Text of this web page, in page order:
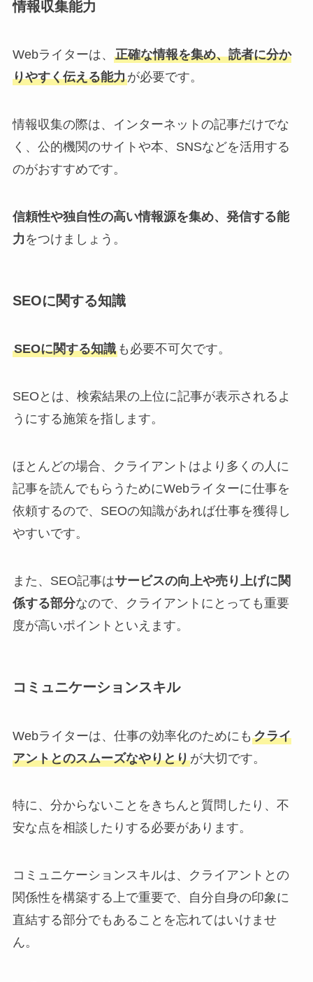
情報収集能力
Webライターは、 正確な情報を集め、読者に分か
りやすく伝える能力が必要です。
情報収集の際は、インターネットの記事だけでな
く、公的機関のサイトや本、SNSなどを活用する
のがおすすめです。
信頼性や独自性の高い情報源を集め、発信する能
力 をつけましょう。
SEOに関する知識
SEOに関する知識も必要不可欠です。
SEOとは、検索結果の上位に記事が表示されるよ
うにする施策を指します。
ほとんどの場合、クライアントはより多くの人に
記事を読んでもらうためにWebライターに仕事を
依頼するので、SEOの知識があれば仕事を獲得し
やすいです。
また、SEO記事はサービスの向上や売り上げに関
係する部分なので、クライアントにとっても重要
度が高いポイントといえます。
コミュニケーションスキル
Webライターは、仕事の効率化のためにも クライ
アントとのスムーズなやりとりが大切です。
特に、分からないことをきちんと質問したり、不
安な点を相談したりする必要があります。
コミュニケーションスキルは、クライアントとの
関係性を構築する上で重要で、自分自身の印象に
直結する部分でもあることを忘れてはいけませ
ん。